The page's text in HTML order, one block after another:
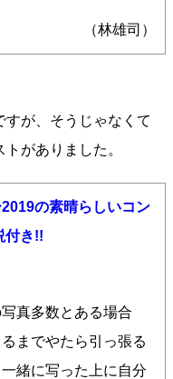
（林雄司）
が、そうじゃなくて
がありました。
の素晴らしいコン
付き!!
真多数とある場合
までやたら引っ張る
緒に写った上に自分